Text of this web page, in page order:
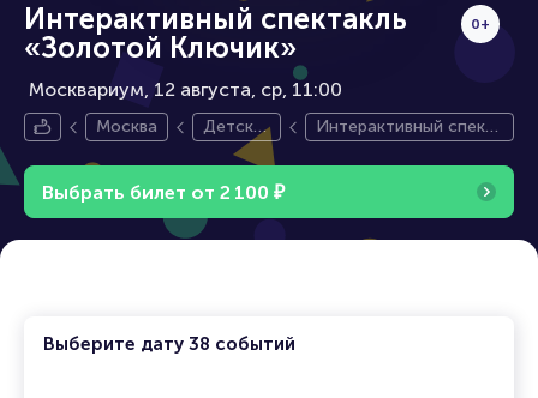
Интерактивный спектакль
«Золотой Ключик»
Москвариум, 12 августа
0+
ср, 11:00
Москва
Детски
й спект
акль
Интерактивный спект
к»
Выбрать билет от 2 100 ₽
Выберите дату 38 событий